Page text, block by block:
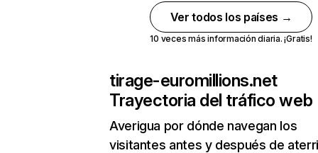
Ver todos los países →
10 veces más información diaria. ¡Gratis!
tirage-euromillions.net
Trayectoria del tráfico web
Averigua por dónde navegan los
visitantes antes y después de